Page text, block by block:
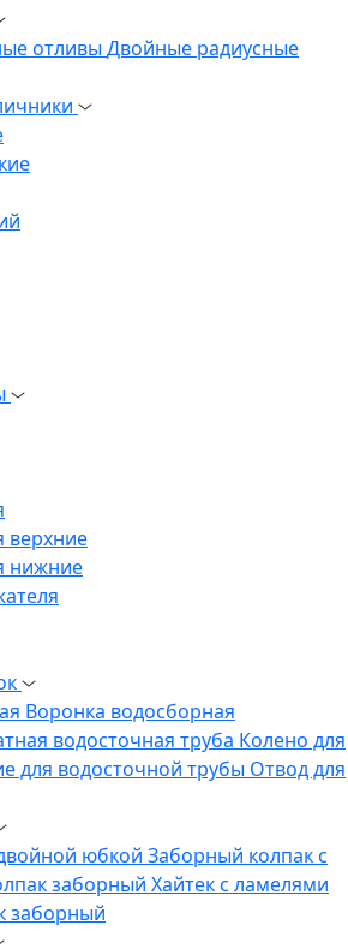
отливы Двойные радиусные
верхние
нижние
Воронка водосборная
водосточная труба Колено для
для водосточной трубы Отвод для
юбкой Заборный колпак с
заборный Хайтек с ламелями
заборный